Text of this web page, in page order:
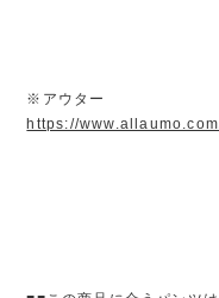
※アウター
https://